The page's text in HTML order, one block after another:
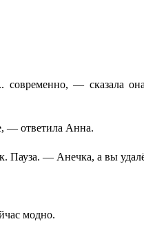
— сказала
— ответила Анна.
— Анечка, а вы
модно.